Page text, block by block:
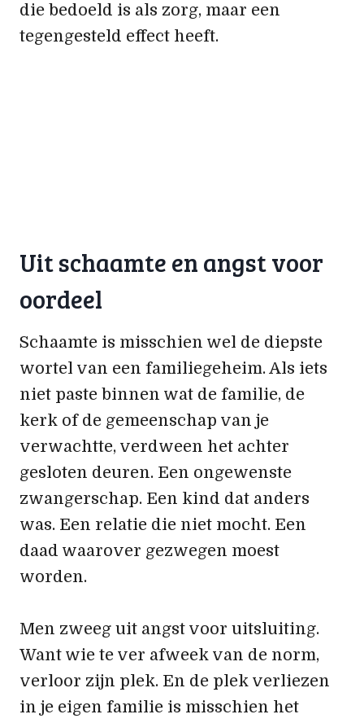
die bedoeld is als zorg, maar een
tegengesteld effect heeft.
Uit schaamte en angst voor
oordeel
Schaamte is misschien wel de diepste
wortel van een familiegeheim. Als iets
niet paste binnen wat de familie, de
kerk of de gemeenschap van je
verwachtte, verdween het achter
gesloten deuren. Een ongewenste
zwangerschap. Een kind dat anders
was. Een relatie die niet mocht. Een
daad waarover gezwegen moest
worden.
Men zweeg uit angst voor uitsluiting.
Want wie te ver afweek van de norm,
verloor zijn plek. En de plek verliezen
in je eigen familie is misschien het